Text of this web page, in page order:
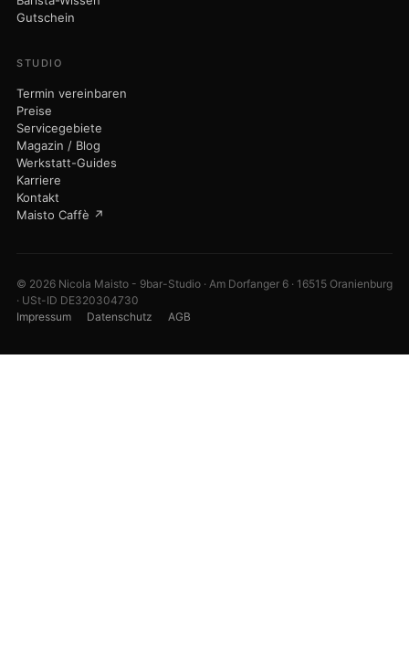
Notruf 030 75 43 73 44
Alle Kurse & Preise
Kurs bei dir zuhause
Firmenevents
Barista-Wissen
Gutschein
STUDIO
Servicegebiete
Magazin / Blog
Werkstatt-Guides